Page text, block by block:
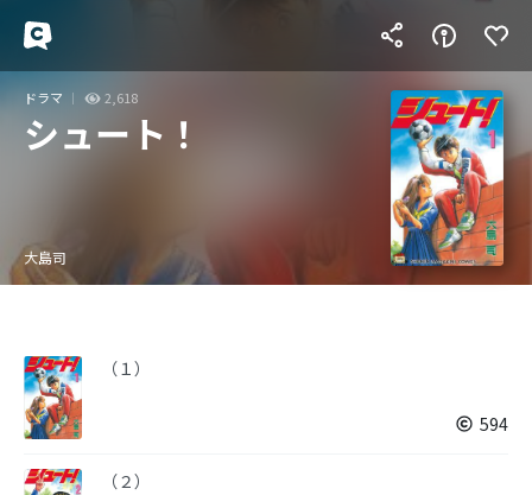
ドラマ 2,618
シュート！
大島司
（１）
594
（２）